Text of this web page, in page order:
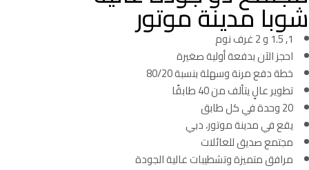
شوبا مدينة موتور
1, 1.5 و 2 غرف نوم
احجز الآن بدفعة أولية صغيرة
خطة دفع مرنة وسهلة بنسبة 80/20
تطوير عالٍ يتألف من 40 طابقًا
20 وحدة في كل طابق
يقع في مدينة موتور، دبي
مجتمع صديق للعائلات
مرافق متميزة وتشطيبات عالية الجودة